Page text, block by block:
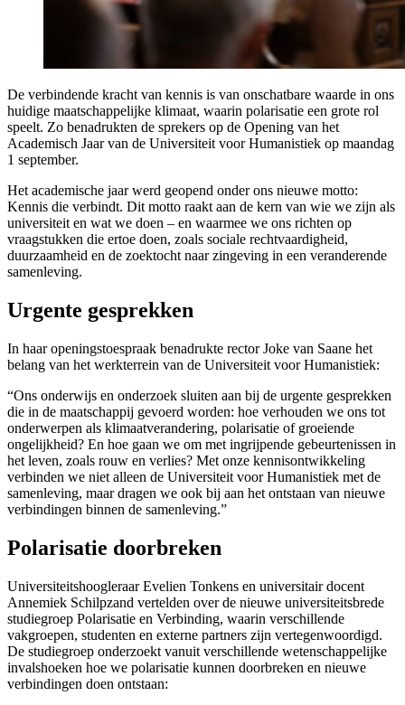
De verbindende kracht van kennis is van onschatbare waarde in ons
huidige maatschappelijke klimaat, waarin polarisatie een grote rol
speelt. Zo benadrukten de sprekers op de Opening van het
Academisch Jaar van de Universiteit voor Humanistiek op maandag
1 september.
Het academische jaar werd geopend onder ons nieuwe motto:
Kennis die verbindt. Dit motto raakt aan de kern van wie we zijn als
universiteit en wat we doen – en waarmee we ons richten op
vraagstukken die ertoe doen, zoals sociale rechtvaardigheid,
duurzaamheid en de zoektocht naar zingeving in een veranderende
samenleving.
Urgente gesprekken
In haar openingstoespraak benadrukte rector Joke van Saane het
belang van het werkterrein van de Universiteit voor Humanistiek:
“Ons onderwijs en onderzoek sluiten aan bij de urgente gesprekken
die in de maatschappij gevoerd worden: hoe verhouden we ons tot
onderwerpen als klimaatverandering, polarisatie of groeiende
ongelijkheid? En hoe gaan we om met ingrijpende gebeurtenissen in
het leven, zoals rouw en verlies? Met onze kennisontwikkeling
verbinden we niet alleen de Universiteit voor Humanistiek met de
samenleving, maar dragen we ook bij aan het ontstaan van nieuwe
verbindingen binnen de samenleving.”
Polarisatie doorbreken
Universiteitshoogleraar Evelien Tonkens en universitair docent
Annemiek Schilpzand vertelden over de nieuwe universiteitsbrede
studiegroep Polarisatie en Verbinding, waarin verschillende
vakgroepen, studenten en externe partners zijn vertegenwoordigd.
De studiegroep onderzoekt vanuit verschillende wetenschappelijke
invalshoeken hoe we polarisatie kunnen doorbreken en nieuwe
verbindingen doen ontstaan: